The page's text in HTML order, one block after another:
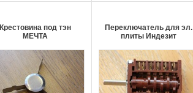
Крестовина под тэн
МЕЧТА
Переключатель для эл.
плиты Индезит